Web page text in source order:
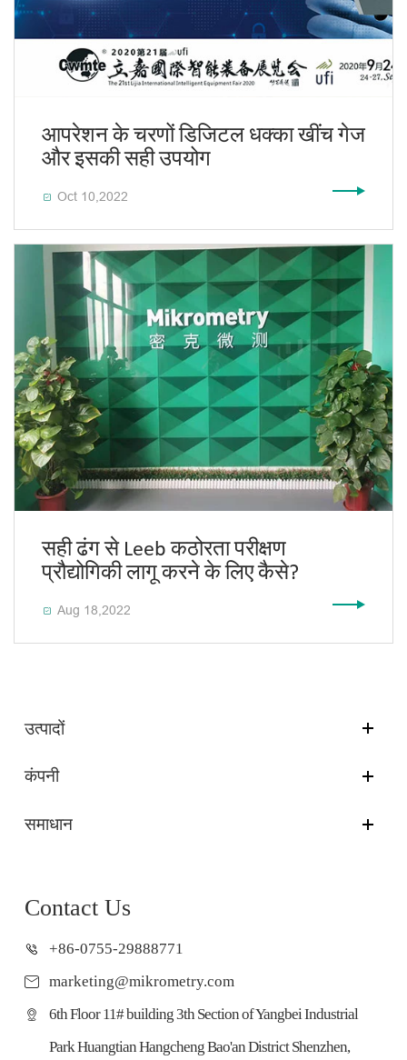
आपरेशन के चरणों डिजिटल धक्का खींच गेज
और इसकी सही उपयोग
 Oct 10,2022
सही ढंग से Leeb कठोरता परीक्षण
प्रौद्योगिकी लागू करने के लिए कैसे?
 Aug 18,2022
उत्पादों
कंपनी
समाधान
Contact Us
+86-0755-29888771
marketing@mikrometry.com
6th Floor 11# building 3th Section of Yangbei Industrial
Park Huangtian Hangcheng Bao'an District Shenzhen,